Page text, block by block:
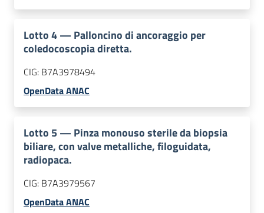
Lotto4— Palloncino di ancoraggio per
coledocoscopia diretta.
CIG: B7A3978494
OpenData ANAC
Lotto 5— Pinza monouso sterile da biopsia
biliare, con valve metalliche, filoguidata,
radiopaca.
CIG: B7A3979567
OpenData ANAC